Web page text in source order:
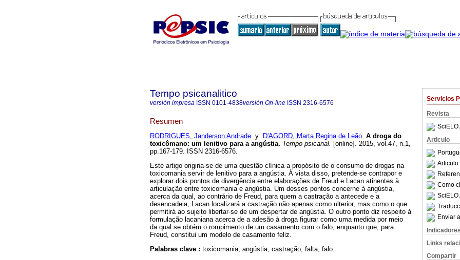
Servicios
Revista
SciELO
Articulo
Articulo
Como
SciELO
Enviar
Indicadores
Links
Compartir
Tempo psicanalitico
versión impresa ISSN 0101-4838versión On-line ISSN 2316-6576
Resumen
RODRIGUES, Janderson Andrade y D'AGORD, Marta Regina de Leão. A droga do
toxicômano: um lenitivo para a angústia. Tempo psicanal. [online]. 2015, vol.47, n.1,
pp.167-179. ISSN 2316-6576.
Este artigo origina-se de uma questão clínica a propósito de o consumo de drogas na
toxicomania servir de lenitivo para a angústia. À vista disso, pretende-se contrapor e
explorar dois pontos de divergência entre elaborações de Freud e Lacan atinentes à
articulação entre toxicomania e angústia. Um desses pontos concerne à angústia,
acerca da qual, ao contrário de Freud, para quem a castração a antecede e a
desencadeia, Lacan localizará a castração não apenas como ulterior, mas como o que
permitirá ao sujeito libertar-se de um despertar de angústia. O outro ponto diz respeito à
formulação lacaniana acerca de a adesão à droga figurar como uma medida por meio
da qual se obtém o rompimento de um casamento com o falo, enquanto que, para
Freud, constitui um modelo de casamento feliz.
Palabras clave : toxicomania; angústia; castração; falta; falo.